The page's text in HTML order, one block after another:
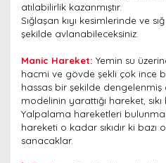
atılabilirlik kazanmıştır.
Sığlaşan kıyı kesimlerinde ve
şekilde avlanabileceksiniz.
Manic Hareket: Yemin su
hacmi ve gövde şekli çok ince
hassas bir şekilde dengelenmiş
modelinin yarattığı hareket,
Yalpalama hareketleri
hareketi o kadar sıkıdır ki
sanacaklar.